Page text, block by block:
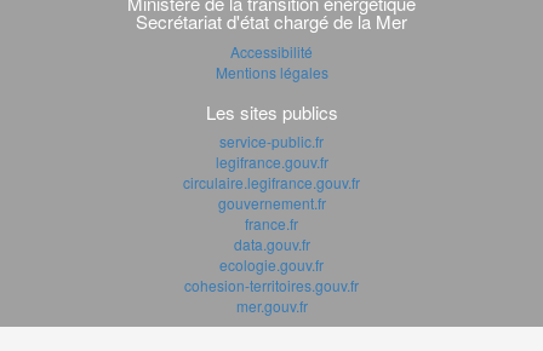
Secrétariat d'état chargé de la Mer
Accessibilité
Mentions légales
Les sites publics
service-public.fr
legifrance.gouv.fr
circulaire.legifrance.gouv.fr
gouvernement.fr
france.fr
data.gouv.fr
ecologie.gouv.fr
cohesion-territoires.gouv.fr
mer.gouv.fr